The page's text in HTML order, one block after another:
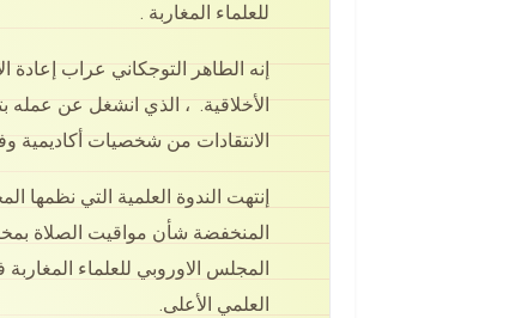
للعلماء المغاربة .
إنه الطاهر التوجكاني عراب إعادة
الأخلاقية. ، الذي انشغل عن عمله
الانتقادات من شخصيات أكاديمية
إنتهت الندوة العلمية التي نظمها
المنخفضة شأن مواقيت الصلاة
المجلس الاوروبي للعلماء
العلمي الأعلى.